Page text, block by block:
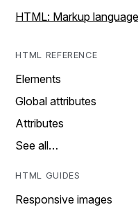
HTML: Markup language
HTML REFERENCE
Elements
Global attributes
Attributes
See all…
HTML GUIDES
Responsive images